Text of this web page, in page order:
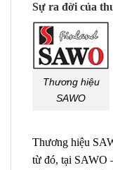
Sự ra đời của
Thương hiệu
SAWO
Thương hiệu
từ đó, tại SAWO